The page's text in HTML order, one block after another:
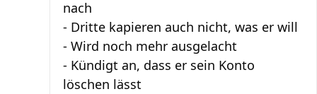
nach
- Dritte kapieren auch nicht, was er will
- Wird noch mehr ausgelacht
- Kündigt an, dass er sein Konto
löschen lässt